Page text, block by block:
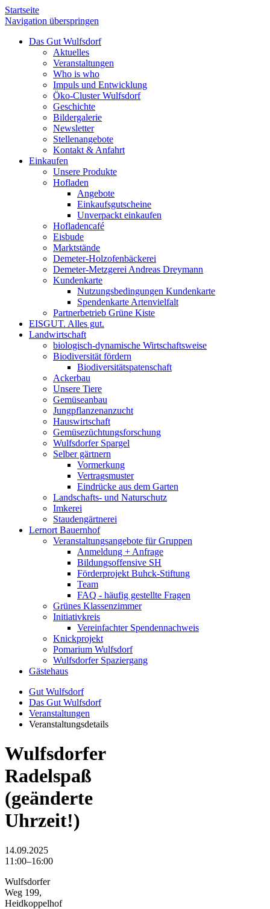
Startseite
Navigation überspringen
Das Gut Wulfsdorf
Aktuelles
Veranstaltungen
Who is who
Impuls und Entwicklung
Öko-Cluster Wulfsdorf
Geschichte
Bildergalerie
Newsletter
Stellenangebote
Kontakt & Anfahrt
Einkaufen
Unsere Produkte
Hofladen
Angebote
Einkaufsgutscheine
Unverpackt einkaufen
Hofladencafé
Eisbude
Marktstände
Demeter-Holzofenbäckerei
Demeter-Metzgerei Andreas Dreymann
Kundenkarte
Nutzungsbedingungen Kundenkarte
Spendenkarte Artenvielfalt
Partnerbetrieb Grüne Kiste
EISGUT. Alles gut.
Landwirtschaft
biologisch-dynamische Wirtschaftsweise
Biodiversität fördern
Biodiversitätspatenschaft
Ackerbau
Unsere Tiere
Gemüseanbau
Jungpflanzenanzucht
Hauswirtschaft
Gemüsezüchtungsforschung
Wulfsdorfer Spargel
Selber gärtnern
Vormerkung
Vertragsmuster
Eindrücke aus dem Garten
Landschafts- und Naturschutz
Imkerei
Staudengärtnerei
Lernort Bauernhof
Veranstaltungsangebote für Gruppen
Anmeldung + Anfrage
Bildungsoffensive SH
Förderprojekt Buhck-Stiftung
Team
FAQ - häufig gestellte Fragen
Grünes Klassenzimmer
Initiativkreis
Vereinfachter Spendennachweis
Knickprojekt
Pomarium Wulfsdorf
Wulfsdorfer Spaziergang
Gästehaus
Gut Wulfsdorf
Das Gut Wulfsdorf
Veranstaltungen
Veranstaltungsdetails
Wulfsdorfer
Radelspaß
(geänderte
Uhrzeit!)
14.09.2025
11:00–16:00
Wulfsdorfer
Weg 199,
Heidkoppelhof